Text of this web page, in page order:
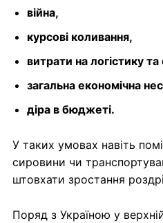
війна,
курсові коливання,
витрати на логістику
загальна економічна
діра в бюджеті.
У таких умовах навіть
сировини чи
штовхати зростання
Поряд з Україною у